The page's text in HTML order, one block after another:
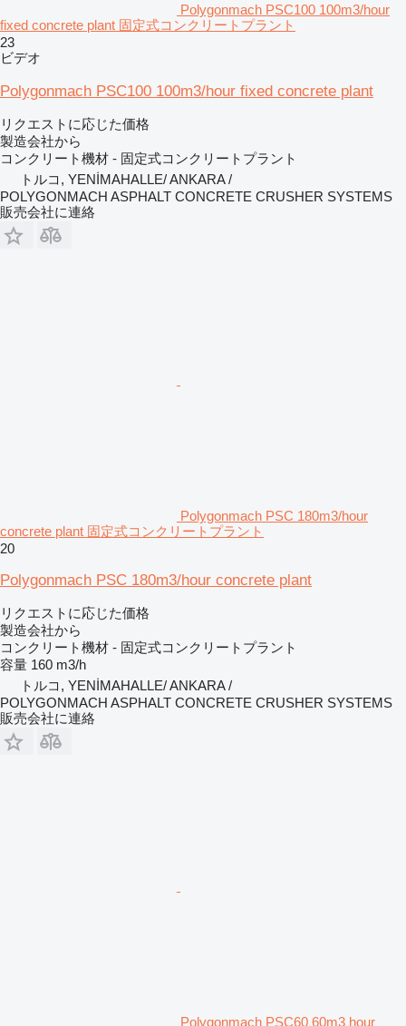
Polygonmach PSC100 100m3/hour
fixed concrete plant 固定式コンクリートプラント
23
ビデオ
Polygonmach PSC100 100m3/hour fixed concrete plant
リクエストに応じた価格
製造会社から
コンクリート機材 - 固定式コンクリートプラント
トルコ, YENİMAHALLE/ ANKARA /
POLYGONMACH ASPHALT CONCRETE CRUSHER SYSTEMS
販売会社に連絡
Polygonmach PSC 180m3/hour
concrete plant 固定式コンクリートプラント
20
Polygonmach PSC 180m3/hour concrete plant
リクエストに応じた価格
製造会社から
コンクリート機材 - 固定式コンクリートプラント
容量 160 m3/h
トルコ, YENİMAHALLE/ ANKARA /
POLYGONMACH ASPHALT CONCRETE CRUSHER SYSTEMS
販売会社に連絡
Polygonmach PSC60 60m3 hour